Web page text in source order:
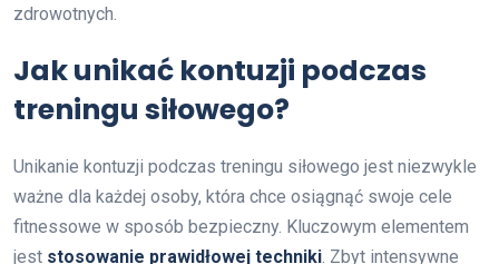
zdrowotnych.
Jak unikać kontuzji podczas
treningu siłowego?
Unikanie kontuzji podczas treningu siłowego jest niezwykle
ważne dla każdej osoby, która chce osiągnąć swoje cele
fitnessowe w sposób bezpieczny. Kluczowym elementem
jest stosowanie prawidłowej techniki. Zbyt intensywne